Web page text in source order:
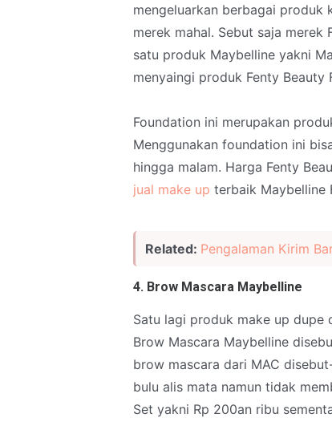
mengeluarkan berbagai produk
merek mahal. Sebut saja merek
satu produk Maybelline yakni
menyaingi produk Fenty Beauty
Foundation ini merupakan
Menggunakan foundation ini
hingga malam. Harga Fenty
jual make up terbaik Maybelline
Related: Pengalaman Kirim
4. Brow Mascara Maybelline
Satu lagi produk make up dupe
Brow Mascara Maybelline
brow mascara dari MAC
bulu alis mata namun tidak
Set yakni Rp 200an ribu